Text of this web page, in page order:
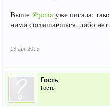
Выше @jenia уже писала:
ними соглашаешься, либо
18 авг 2015
Гость
Гость